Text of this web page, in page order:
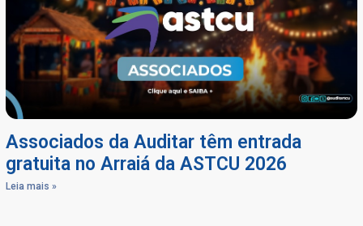
Associados da Auditar têm entrada
gratuita no Arraiá da ASTCU 2026
Leia mais »